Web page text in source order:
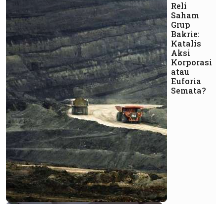
Reli
Saham
Grup
Bakrie:
Katalis
Aksi
Korporasi
atau
Euforia
Semata?